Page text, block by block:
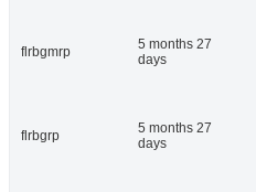
flrbgmrp
5 months 27
days
flrbgrp
5 months 27
days